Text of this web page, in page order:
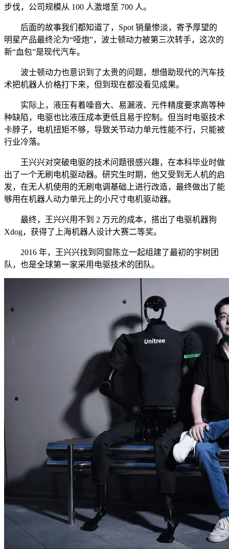
步伐，公司规模从 100 人激增至 700 人。
后面的故事我们都知道了，Spot 销量惨淡，寄予厚望的
明星产品最终沦为“哑炮”，波士顿动力被第三次转手，这次的
新“血包”是现代汽车。
波士顿动力也意识到了太贵的问题，想借助现代的汽车技
术把机器人价格打下来，但到现在都没看见成果。
实际上，液压有着噪音大、易漏液、元件精度要求高等种
种缺陷，电驱也比液压成本更低且易于控制。但当时电驱技术
卡脖子，电机扭矩不够，导致关节动力单元性能不行，只能被
行业冷落。
王兴兴对突破电驱的技术问题很感兴趣，在本科毕业时做
出了一个无刷电机驱动器。研究生时期，他又受到无人机的启
发，在无人机使用的无刷电调基础上进行改造，最终做出了能
够用在机器人动力单元上的小尺寸电机驱动器。
最终，王兴兴用不到 2 万元的成本，搭出了电驱机器狗
Xdog，获得了上海机器人设计大赛二等奖。
2016 年，王兴兴找到同窗陈立一起组建了最初的宇树团
队，也是全球第一家采用电驱技术的团队。